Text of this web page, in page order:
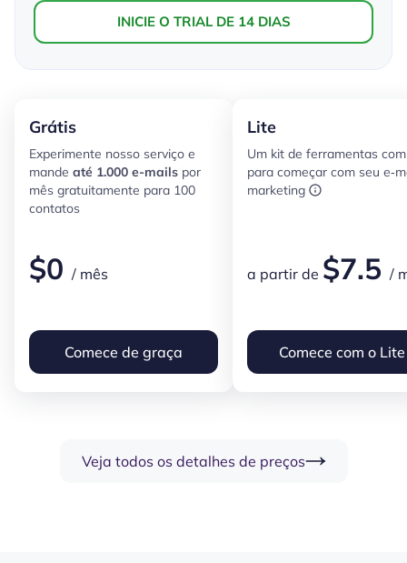
INICIE O TRIAL DE 14 DIAS
Grátis
Experimente nosso serviço e
mande até 1.000 e-mails por
mês gratuitamente para 100
contatos
$0 / mês
Comece de graça
Lite
Um kit de ferramentas
para começar com seu
marketing
a partir de $7.5 /
Comece com o Lite
Veja todos os detalhes de preços